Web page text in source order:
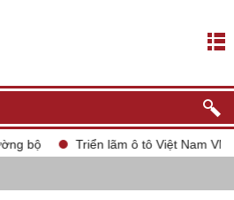
Triển lãm ô tô Việt Nam VMS 2024